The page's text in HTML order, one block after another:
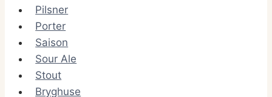
Pilsner
Porter
Saison
Sour Ale
Stout
Bryghuse